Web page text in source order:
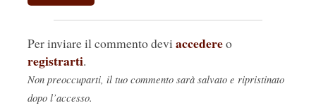
Per inviare il commento devi accedereo
registrarti.
Non preoccuparti, il tuo commento sarà salvato e ripristinato
dopo l’accesso.